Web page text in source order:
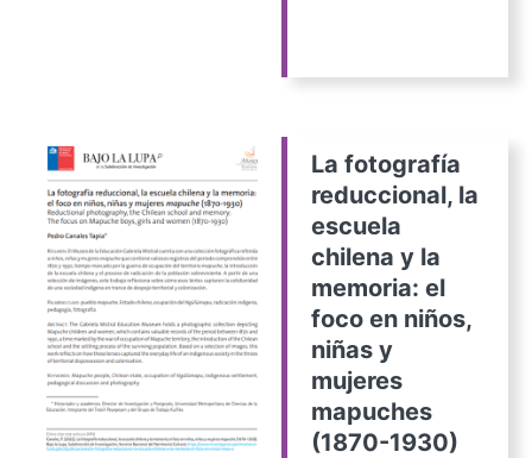
La fotografía
reduccional, la
escuela
chilena y la
memoria: el
foco en niños,
niñas y
mujeres
mapuches
(1870-1930)